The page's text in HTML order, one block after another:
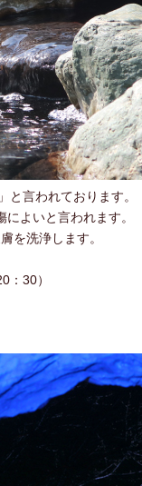
言われております。
よいと言われます。
を洗浄します。
30）